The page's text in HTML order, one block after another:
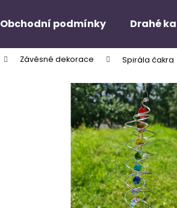
Obchodní podmínky Drahé
Závěsné dekorace Spirála čakra
Co potřebujete najít?
Doporučujeme